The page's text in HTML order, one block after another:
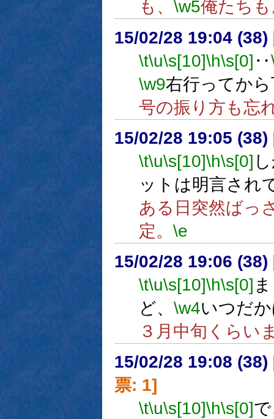
も、 \w5俺たち
15/02/28 19:04 (38)
\t\u\s[10]\h\s[0] ‥
\w9右行ってか
号の振り方も忘
15/02/28 19:05 (38)
\t\u\s[10]\h\s[0]
ットは明言され
ある日突然ばっ
定。 \e
15/02/28 19:06 (38)
\t\u\s[10]\h\s[0]
ど、 \w4いつだ
３月中旬くらい
15/02/28 19:08 (38)
票: 1]
\t\u\s[10]\h\s[0]